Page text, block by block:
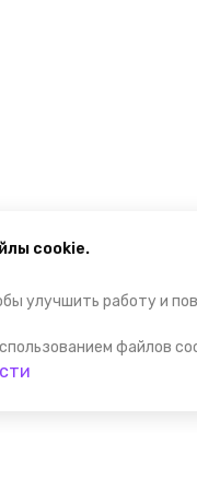
cookie.
улучшить работу и
файлов